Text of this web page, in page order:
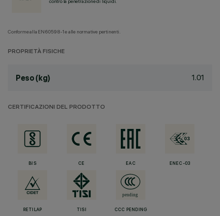
Conforme alla EN60598-1 e alle normative pertinenti.
PROPRIETÀ FISICHE
Peso (kg) 1.01
CERTIFICAZIONI DEL PRODOTTO
BIS CE EAC ENEC-03
RETILAP TISI CCC PENDING